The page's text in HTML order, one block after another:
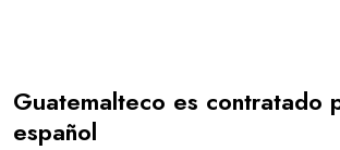
Guatemalteco es contratado
español